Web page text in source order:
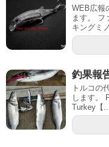
WEB広報
ます。 フ
キングミ
釣果報
トルコの
します。
Turkey【...